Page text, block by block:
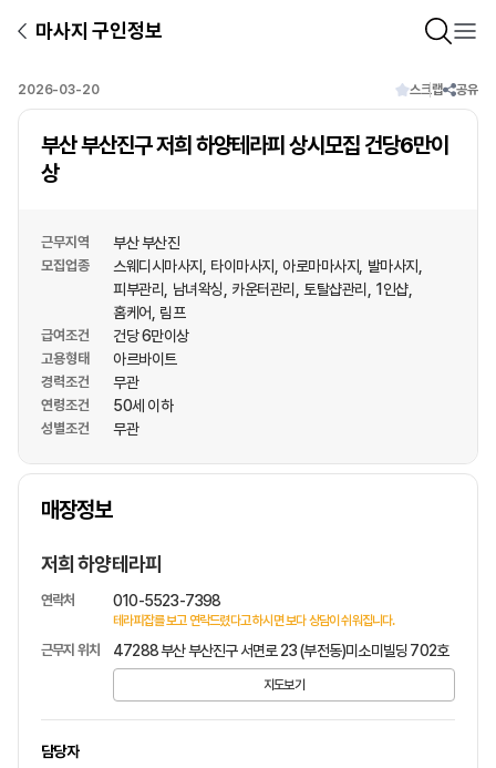
마사지 구인정보
2026-03-20 스크랩 공유
부산 부산진구 저희 하양테라피 상시모집 건당6만이
상
근무지역 부산 부산진
모집업종 스웨디시마사지 타이마사지 아로마마사지
발마사지
피부관리
남녀왁싱 카운터관리 토탈샵관리
1인샵
홈케어
림프
급여조건 건당 6만이상
고용형태 아르바이트
경력조건 무관
연령조건 50세 이하
성별조건 무관
매장정보
상호명
저희 하양테라피
연락처 010-5523-7398
테라피잡를 보고 연락드렸다고 하시면 보다 상담이 쉬워집니다.
근무지 위치 47288 부산 부산진구 서면로 23 (부전동)미소미빌딩 702호
지도보기
담당자